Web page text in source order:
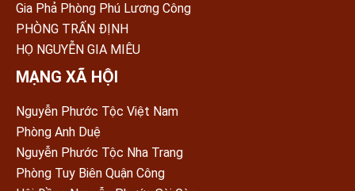
Gia Phả Phòng Phú Lương Công
PHÒNG TRẤN ÐỊNH
HỌ NGUYỄN GIA MIÊU
MẠNG XÃ HỘI
Nguyễn Phước Tộc Việt Nam
Phòng Anh Duệ
Nguyễn Phước Tộc Nha Trang
Phòng Tuy Biên Quận Công